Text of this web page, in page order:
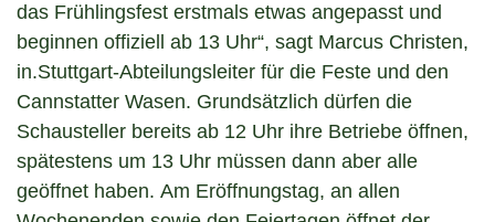
das Frühlingsfest erstmals etwas angepasst und
beginnen offiziell ab 13 Uhr“, sagt Marcus Christen,
in.Stuttgart-Abteilungsleiter für die Feste und den
Cannstatter Wasen. Grundsätzlich dürfen die
Schausteller bereits ab 12 Uhr ihre Betriebe öffnen,
spätestens um 13 Uhr müssen dann aber alle
geöffnet haben. Am Eröffnungstag, an allen